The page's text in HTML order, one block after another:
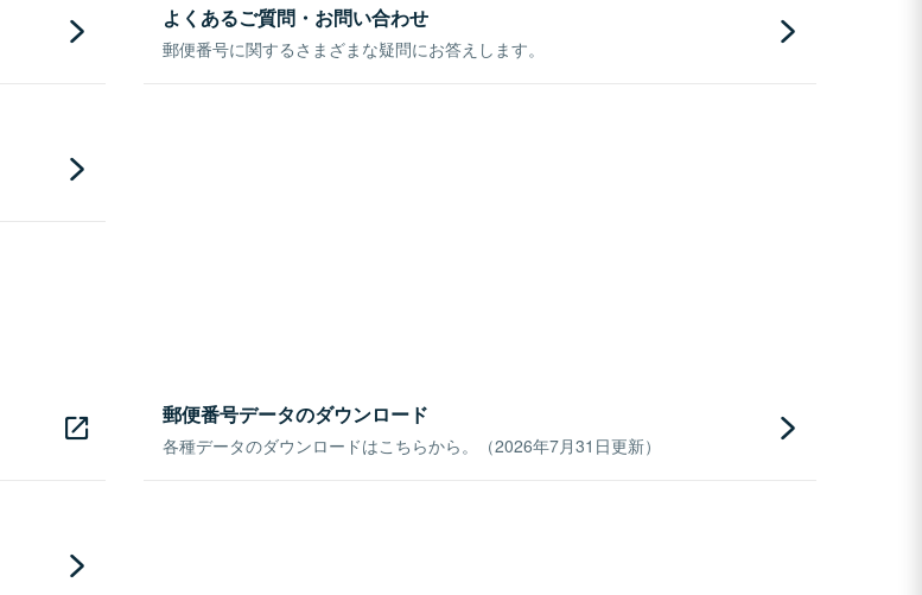
よくあるご質問・お問い合わせ
郵便番号に関するさまざまな疑問にお答えします。
郵便番号データのダウンロード
各種データのダウンロードはこちらから。（2026年7月31日更新）